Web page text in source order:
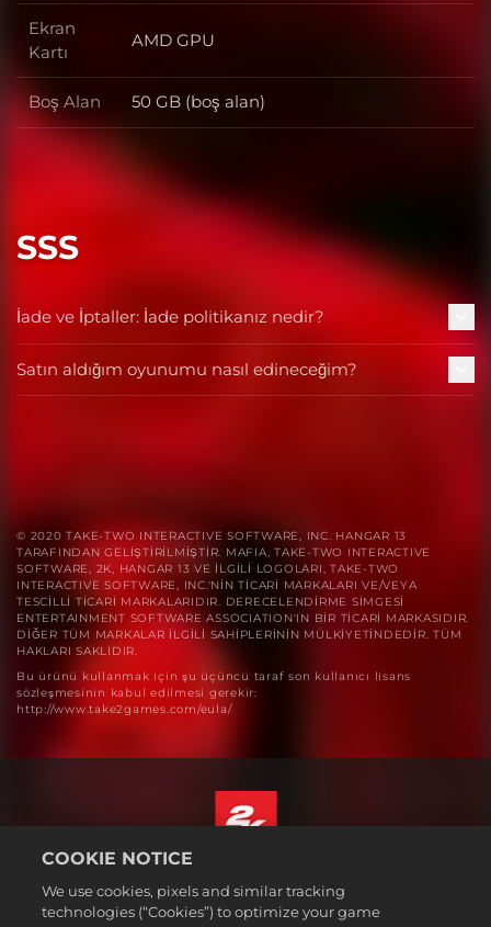
Ekran
Kartı
Ekran Kartı
AMD GPU
Boş Alan Boş Alan
50 GB (boş alan)
SSS
İade ve İptaller: İade politikanız nedir?
Satın aldığım oyunumu nasıl edineceğim?
© 2020 TAKE-TWO INTERACTIVE SOFTWARE, INC. HANGAR 13
TARAFINDAN GELİŞTİRİLMİŞTİR. MAFIA, TAKE-TWO INTERACTIVE
SOFTWARE, 2K, HANGAR 13 VE İLGİLİ LOGOLARI, TAKE-TWO
INTERACTIVE SOFTWARE, INC.'NİN TİCARİ MARKALARI VE/VEYA
TESCİLLİ TİCARİ MARKALARIDIR. DERECELENDİRME SİMGESİ
ENTERTAINMENT SOFTWARE ASSOCIATION'IN BİR TİCARİ MARKASIDIR.
DİĞER TÜM MARKALAR İLGİLİ SAHİPLERİNİN MÜLKİYETİNDEDİR. TÜM
HAKLARI SAKLIDIR.
Bu ürünü kullanmak için şu üçüncü taraf son kullanıcı lisans
sözleşmesinin kabul edilmesi gerekir:
http://www.take2games.com/eula/
Hizmet Şartları
Türkçe
COOKIE NOTICE
We use cookies, pixels and similar tracking
technologies (“Cookies”) to optimize your game